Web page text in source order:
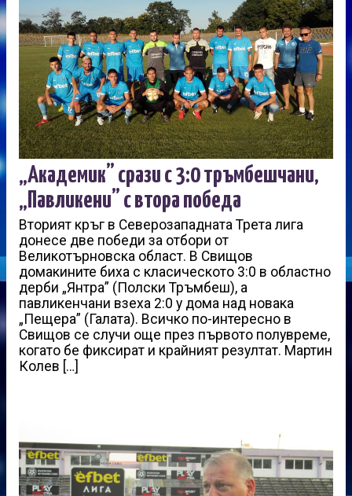
„Академик” срази с 3:0 тръмбешчани,
„Павликени” с втора победа
Вторият кръг в Северозападната Трета лига
донесе две победи за отбори от
Великотърновска област. В Свищов
домакините биха с класическото 3:0 в областно
дерби „Янтра” (Полски Тръмбеш), а
павликенчани взеха 2:0 у дома над новака
„Пещера” (Галата). Всичко по-интересно в
Свищов се случи още през първото полувреме,
когато бе фиксират и крайният резултат. Мартин
Колев […]